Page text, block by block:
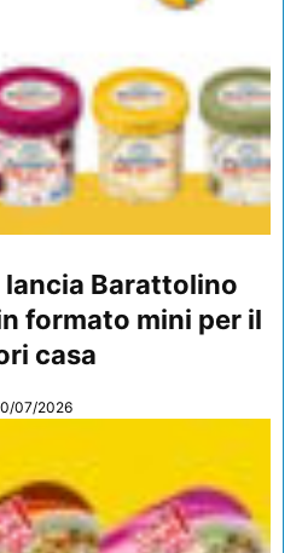
lancia Barattolino
formato mini per il
casa
07/2026